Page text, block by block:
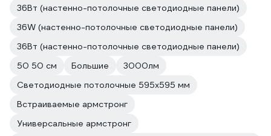
36Вт (настенно-потолочные светодиодные панели)
36W (настенно-потолочные светодиодные панели)
36Вт (настенно-потолочные светодиодные панели)
50 50 см
Большие
3000лм
Светодиодные потолочные 595х595 мм
Встраиваемые армстронг
Универсальные армстронг